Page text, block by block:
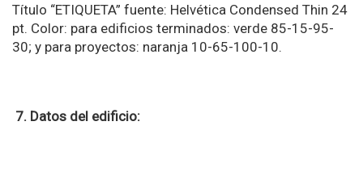
Título “ETIQUETA” fuente: Helvética Condensed Thin 24
pt. Color: para edificios terminados: verde 85-15-95-
30; y para proyectos: naranja 10-65-100-10.
7. Datos del edificio: